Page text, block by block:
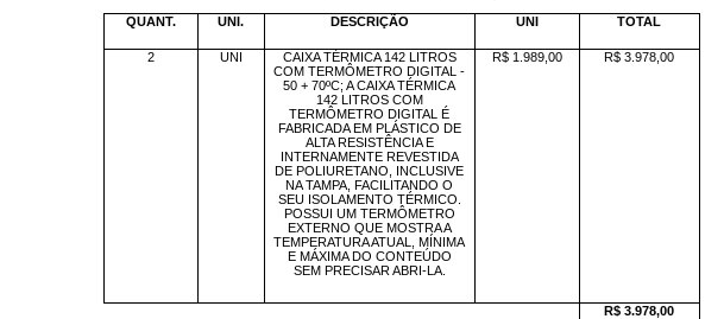
QUANT. UNI. DESCRIÇÃO UNI TOTAL
2 UNI
CAIXA TÉRMICA 142 LITROS
COM TERMÔMETRO DIGITAL -
50 + 70ºC; A CAIXA TÉRMICA
142 LITROS COM
TERMÔMETRO DIGITAL É
FABRICADA EM PLÁSTICO DE
ALTA RESISTÊNCIA E
INTERNAMENTE REVESTIDA
DE POLIURETANO, INCLUSIVE
NA TAMPA, FACILITANDO O
SEU ISOLAMENTO TÉRMICO.
POSSUI UM TERMÔMETRO
EXTERNO QUE MOSTRA A
TEMPERATURA ATUAL, MÍNIMA
E MÁXIMA DO CONTEÚDO
SEM PRECISAR ABRI-LA.
R$ 1.989,00 R$ 3.978,00
R$ 3.978,00